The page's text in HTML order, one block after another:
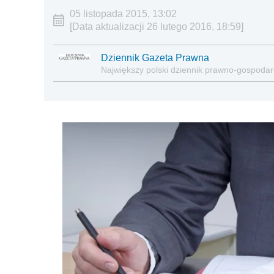
05 listopada 2015, 13:02
[Data aktualizacji 26 lutego 2016, 18:59]
Dziennik Gazeta Prawna
Największy polski dziennik prawno-